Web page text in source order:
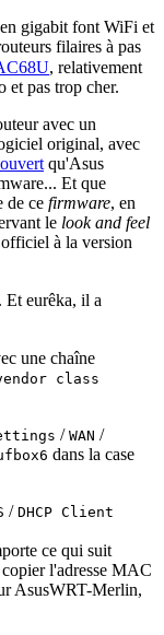
gigabit font WiFi et
filaires à pas
, relativement
et pas trop cher.
avec un
original, avec
qu'Asus
Et que
de ce firmware, en
le look and feel
officiel à la version
. Et eurêka, il a
une chaîne
class
/ WAN /
dans la case
/ DHCP Client
ce qui suit
l'adresse MAC
AsusWRT-Merlin,